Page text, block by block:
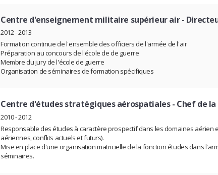
Centre d'enseignement militaire supérieur air-
2012 - 2013
Formation continue de l'ensemble des officiers de l'armée de l'air
Préparation au concours de l'école de de guerre
Membre du jury de l'école de guerre
Organisation de séminaires de formation spécifiques
Centre d'études stratégiques aérospatiales- Chef de
2010 - 2012
Responsable des études à caractère prospectif dans les domaines aérien
aériennes, conflits actuels et futurs).
Mise en place d'une organisation matricielle de la fonction études dans
séminaires.